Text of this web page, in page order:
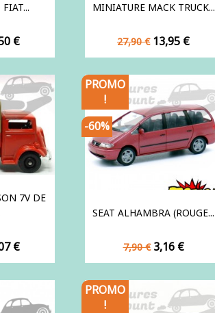
€
MINIATURE MACK TRUCK...
Prix
de
27,90 € Prix
13,95 €
7V DE
€
SEAT ALHAMBRA (ROUGE...
Prix
de
7,90 € Prix
3,16 €
PROMO
!
-60%
PROMO
!